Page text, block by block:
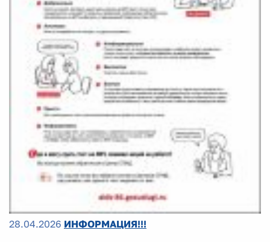
28.04.2026 ИНФОРМАЦИЯ!!!